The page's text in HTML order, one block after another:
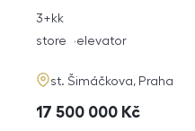
rozměry
disposition
3+kk
funkce
store elevator
adresa
st. Šimáčkova, Praha
cena
17 500 000 Kč